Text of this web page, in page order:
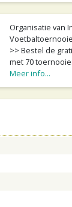
Organisatie van
>> Bestel de
met 70
Meer info...